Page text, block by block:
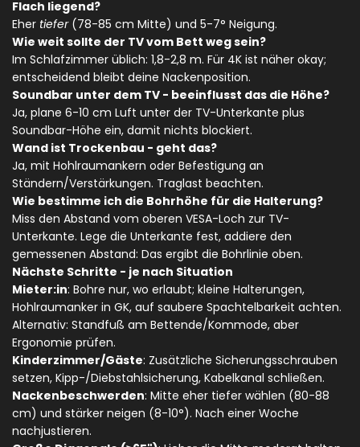
Flach liegend?
Eher tiefer(78-85 cm Mitte) und 5-7° Neigung.
Wie weit sollte der TV vom Bett weg sein?
Im Schlafzimmer üblich: 1,8-2,8 m. Für 4K ist näher okay;
entscheidend bleibt deine Nackenposition.
Soundbar unter dem TV - beeinflusst das die Höhe?
Ja, plane 6-10 cm Luft unter der TV-Unterkante plus
Soundbar-Höhe ein, damit nichts blockiert.
Wand ist Trockenbau - geht das?
Ja, mit Hohlraumankern oder Befestigung an
Ständern/Verstärkungen. Traglast beachten.
Wie bestimme ich die Bohrhöhe für die Halterung?
Miss den Abstand vom oberen VESA-Loch zur TV-
Unterkante. Lege die Unterkante fest, addiere den
gemessenen Abstand: Das ergibt die Bohrlinie oben.
Nächste Schritte - je nach Situation
Mieter:in: Bohre nur, wo erlaubt; kleine Halterungen,
Hohlraumanker in GK, auf saubere Spachtelbarkeit achten.
Alternativ: Standfuß am Bettende/Kommode, aber
Ergonomie prüfen.
Kinderzimmer/Gäste: Zusätzliche Sicherungsschrauben
setzen, Kipp-/Diebstahlsicherung, Kabelkanal schließen.
Nackenbeschwerden: Mitte eher tiefer wählen (80-88
cm) und stärker neigen (8-10°). Nach einer Woche
nachjustieren.